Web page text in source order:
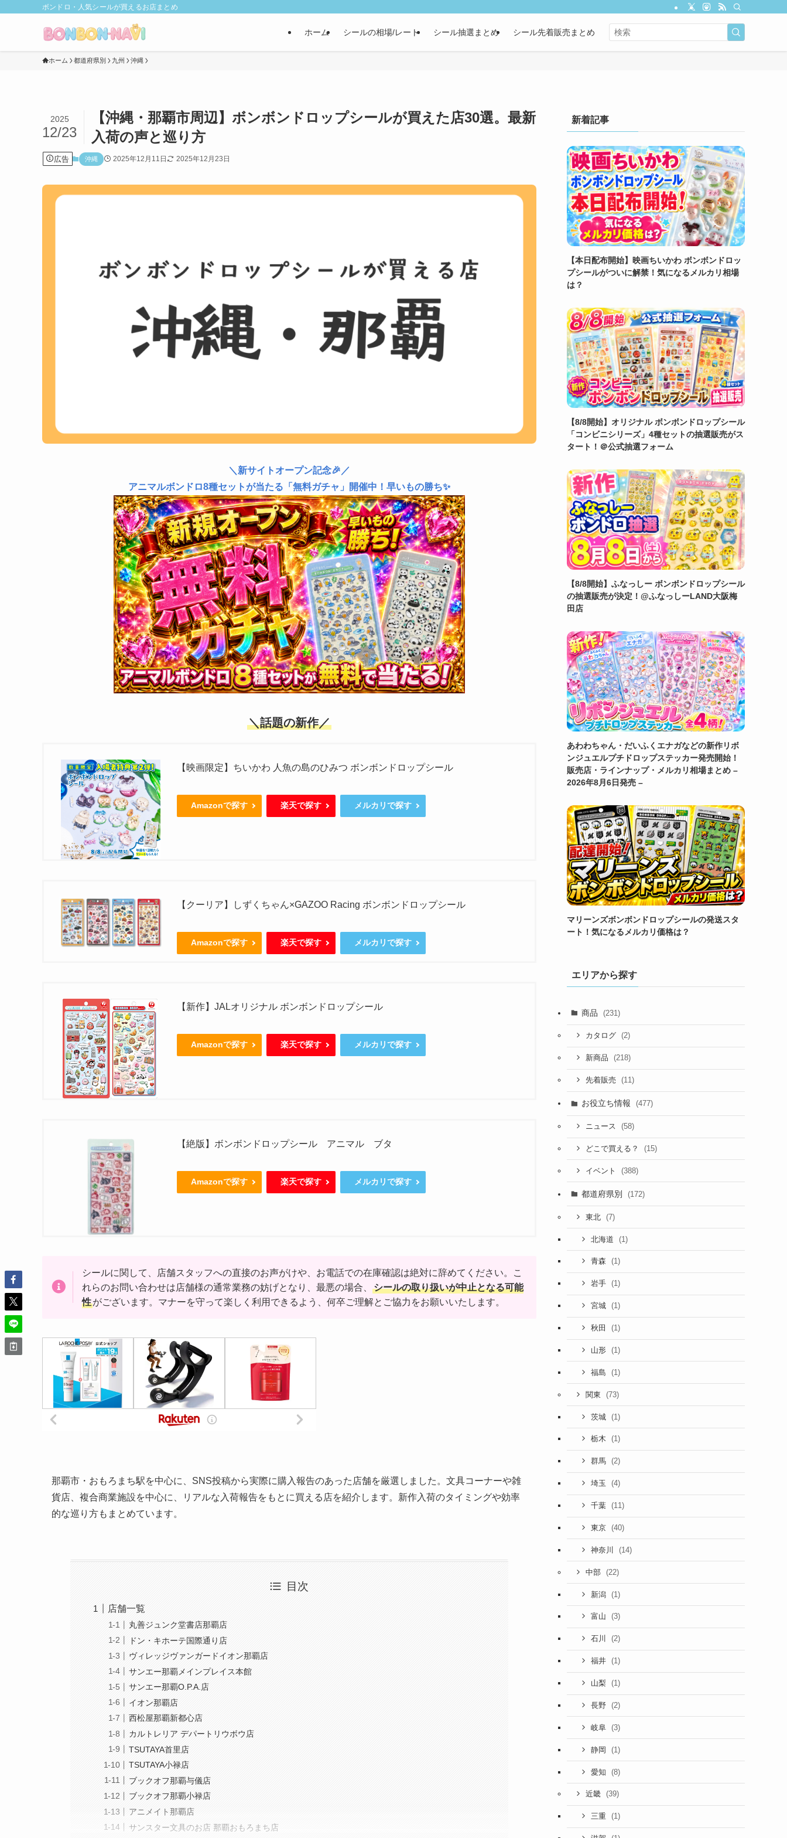
ボンドロ・人気シールが買えるお店まとめ
ホーム シールの相場/レート シール抽選まとめ シール先着販売まとめ
ホーム 都道府県別 九州 沖縄
【沖縄・那覇市周辺】ボンボンドロップシールが買えた店30選。最新
入荷の声と巡り方
2025
12/23
広告 沖縄 2025年12月11日 2025年12月23日
＼新サイトオープン記念🎉／
アニマルボンドロ8種セットが当たる「無料ガチャ」開催中！早いもの勝ち✨
＼話題の新作／
【映画限定】ちいかわ 人魚の島のひみつ ボンボンドロップシール
Amazonで探す 楽天で探す メルカリで探す
【クーリア】しずくちゃん×GAZOO Racing ボンボンドロップシール
Amazonで探す 楽天で探す メルカリで探す
【新作】JALオリジナル ボンボンドロップシール
Amazonで探す 楽天で探す メルカリで探す
【絶版】ボンボンドロップシール アニマル ブタ
Amazonで探す 楽天で探す メルカリで探す
シールに関して、店舗スタッフへの直接のお声がけや、お電話での在庫確認は絶対に辞めてください。こ
れらのお問い合わせは店舗様の通常業務の妨げとなり、最悪の場合、
シールの取り扱いが中止となる可能
性がございます。マナーを守って楽しく利用できるよう、何卒ご理解とご協力をお願いいたします。
那覇市・おもろまち駅を中心に、SNS投稿から実際に購入報告のあった店舗を厳選しました。文具コーナーや雑
貨店、複合商業施設を中心に、リアルな入荷報告をもとに買える店を紹介します。新作入荷のタイミングや効率
的な巡り方もまとめています。
目次
店舗一覧
丸善ジュンク堂書店那覇店
ドン・キホーテ国際通り店
ヴィレッジヴァンガードイオン那覇店
サンエー那覇メインプレイス本館
サンエー那覇O.P.A.店
イオン那覇店
西松屋那覇新都心店
カルトレリア デパートリウボウ店
TSUTAYA首里店
TSUTAYA小禄店
ブックオフ那覇与儀店
ブックオフ那覇小禄店
アニメイト那覇店
サンスター文具のお店 那覇おもろまち店
新着記事
【本日配布開始】映画ちいかわ ボンボンドロッ
プシールがついに解禁！気になるメルカリ相場
は？
【8/8開始】オリジナル ボンボンドロップシール
「コンビニシリーズ」4種セットの抽選販売がス
タート！＠公式抽選フォーム
【8/8開始】ふなっしー ボンボンドロップシール
の抽選販売が決定！@ふなっしーLAND大阪梅
田店
あわわちゃん・だいふくエナガなどの新作リボ
ンジュエルプチドロップステッカー発売開始！
販売店・ラインナップ・メルカリ相場まとめ –
2026年8月6日発売 –
マリーンズボンボンドロップシールの発送スタ
ート！気になるメルカリ価格は？
エリアから探す
商品 (231)
カタログ (2)
新商品 (218)
先着販売 (11)
お役立ち情報 (477)
ニュース (58)
どこで買える？ (15)
イベント (388)
都道府県別 (172)
東北 (7)
北海道 (1)
青森 (1)
岩手 (1)
宮城 (1)
秋田 (1)
山形 (1)
福島 (1)
関東 (73)
茨城 (1)
栃木 (1)
群馬 (2)
埼玉 (4)
千葉 (11)
東京 (40)
神奈川 (14)
中部 (22)
新潟 (1)
富山 (3)
石川 (2)
福井 (1)
山梨 (1)
長野 (2)
岐阜 (3)
静岡 (1)
愛知 (8)
近畿 (39)
三重 (1)